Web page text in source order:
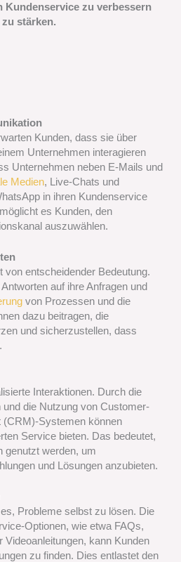
Kundenservice zu verbessern
zu stärken.
Kunden, dass sie über
Unternehmen interagieren
Unternehmen neben E-Mails und
Medien, Live-Chats und
in ihren Kundenservice
es Kunden, den
auszuwählen.
von entscheidender Bedeutung.
auf ihre Anfragen und
von Prozessen und die
dazu beitragen, die
und sicherzustellen, dass
Interaktionen. Durch die
die Nutzung von Customer-
(CRM)-Systemen können
Service bieten. Das bedeutet,
genutzt werden, um
und Lösungen anzubieten.
Probleme selbst zu lösen. Die
Optionen, wie etwa FAQs,
kann Kunden
zu finden. Dies entlastet den